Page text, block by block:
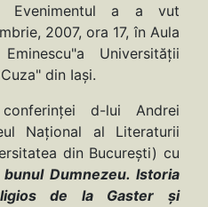
Evenimentul a a vut
2007, ora 17, în Aula
Universităţii
din Iaşi.
d-lui Andrei
Naţional al Literaturii
din Bucureşti) cu
bunul Dumnezeu. Istoria
de la Gaster şi